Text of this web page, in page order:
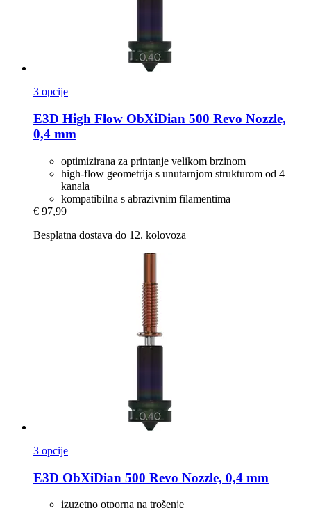
3 opcije
E3D High Flow ObXiDian 500 Revo Nozzle,
0,4 mm
optimizirana za printanje velikom brzinom
high-flow geometrija s unutarnjom strukturom od 4
kanala
kompatibilna s abrazivnim filamentima
€ 97,99
Besplatna dostava do 12. kolovoza
3 opcije
E3D ObXiDian 500 Revo Nozzle, 0,4 mm
izuzetno otporna na trošenje